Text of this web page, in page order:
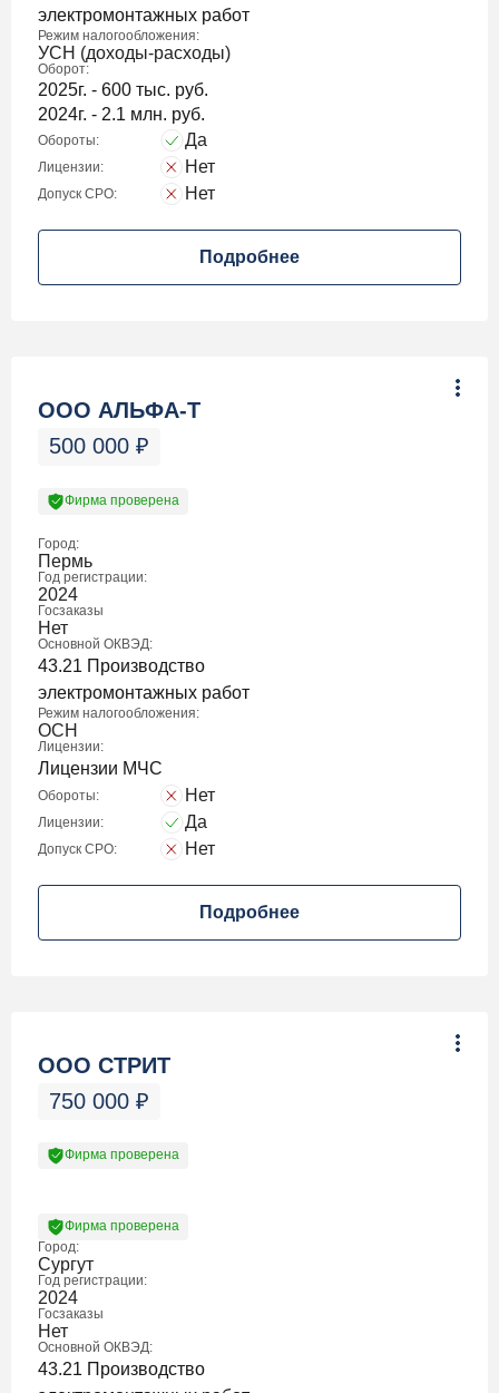
электромонтажных работ
Режим налогообложения:
УСН (доходы-расходы)
Оборот:
2025г. - 600 тыс. руб.
2024г. - 2.1 млн. руб.
Обороты: Да
Лицензии: Нет
Допуск СРО: Нет
Подробнее
ООО АЛЬФА-Т
500 000 ₽
Фирма проверена
Город:
Пермь
Год регистрации:
2024
Госзаказы
Нет
Основной ОКВЭД:
43.21 Производство
электромонтажных работ
Режим налогообложения:
ОСН
Лицензии:
Лицензии МЧС
Обороты: Нет
Лицензии: Да
Допуск СРО: Нет
Подробнее
ООО СТРИТ
750 000 ₽
Фирма проверена
Фирма проверена
Город:
Сургут
Год регистрации:
2024
Госзаказы
Нет
Основной ОКВЭД:
43.21 Производство